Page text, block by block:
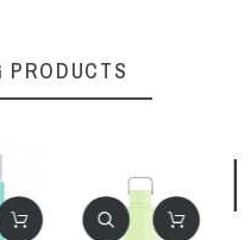
PRODUCTS